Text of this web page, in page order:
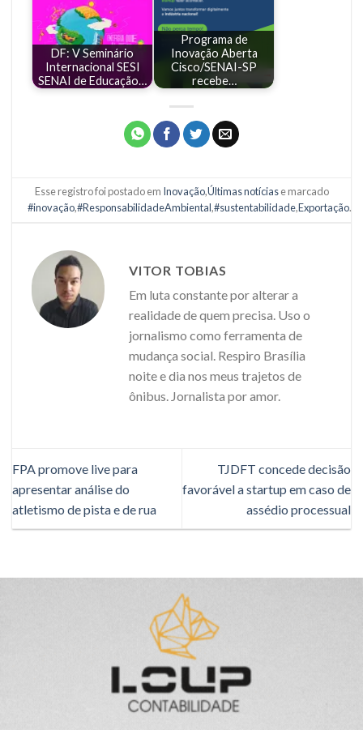
DF: V Seminário
Internacional SESI
SENAI de Educação…
Programa de
Inovação Aberta
Cisco/SENAI-SP
recebe…
Esse registro foi postado em Inovação,Últimas notíciase marcado
#inovação,#ResponsabilidadeAmbiental,#sustentabilidade,Exportação.
VITOR TOBIAS
Em luta constante por alterar a
realidade de quem precisa. Uso o
jornalismo como ferramenta de
mudança social. Respiro Brasília
noite e dia nos meus trajetos de
ônibus. Jornalista por amor.
FPA promove live para
apresentar análise do
atletismo de pista e de rua
TJDFT concede decisão
favorável a startup em caso de
assédio processual